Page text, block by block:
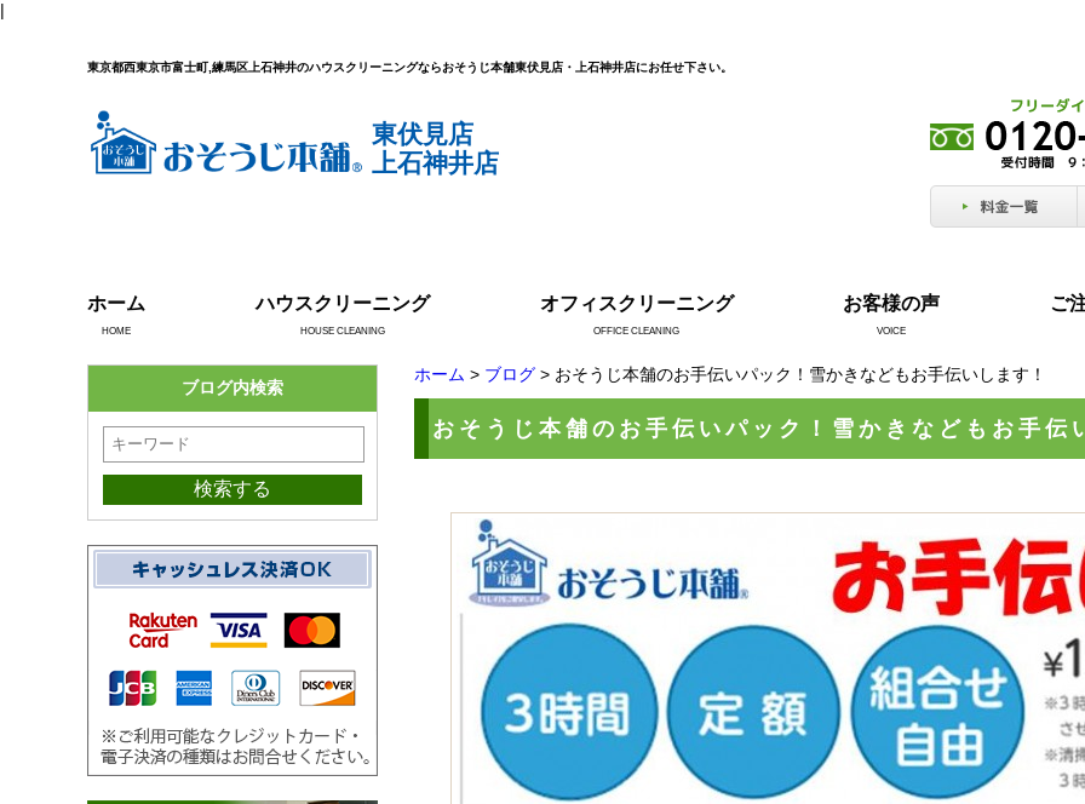
|
東京都西東京市富士町,練馬区上石神井のハウスクリーニングならおそうじ本舗東伏見店・上石神井店にお任せ下さい。
東伏見店
上石神井店
ホーム
HOME
ハウスクリーニング
HOUSE CLEANING
オフィスクリーニング
OFFICE CLEANING
お客様の声
VOICE
ご
ホーム > ブログ > おそうじ本舗のお手伝いパック！雪かきなどもお手伝いします！
おそうじ本舗のお手伝いパック！雪かきなどもお手伝
ブログ内検索